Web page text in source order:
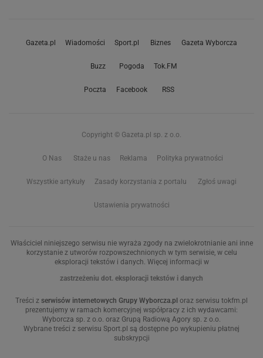
Gazeta.pl Wiadomości Sport.pl Biznes Gazeta Wyborcza
Buzz Pogoda Tok.FM
Poczta Facebook RSS
Copyright © Gazeta.pl sp. z o.o.
O Nas Staże u nas Reklama Polityka prywatności
Wszystkie artykuły Zasady korzystania z portalu Zgłoś uwagi
Ustawienia prywatności
Właściciel niniejszego serwisu nie wyraża zgody na zwielokrotnianie ani inne
korzystanie z utworów rozpowszechnionych w tym serwisie, w celu
eksploracji tekstów i danych. Więcej informacji w
zastrzeżeniu dot. eksploracji tekstów i danych
Treści z serwisów internetowych Grupy Wyborcza.pl oraz serwisu tokfm.pl
prezentujemy w ramach komercyjnej współpracy z ich wydawcami:
Wyborcza sp. z o.o. oraz Grupą Radiową Agory sp. z o.o.
Wybrane treści z serwisu Sport.pl są dostępne po wykupieniu płatnej
subskrypcji